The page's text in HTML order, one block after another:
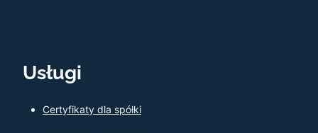
Usługi
Certyfikaty dla spółki